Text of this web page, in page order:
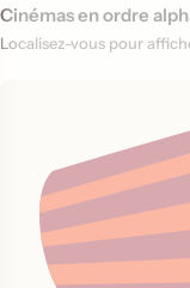
Cinémas en ordre
Localisez-vous pour